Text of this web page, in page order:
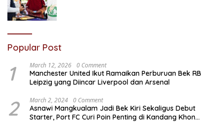
Popular Post
1 March 12, 2026 0 Comment
Manchester United Ikut Ramaikan Perburuan Bek RB
Leipzig yang Diincar Liverpool dan Arsenal
2 March 2, 2024 0 Comment
Asnawi Mangkualam Jadi Bek Kiri Sekaligus Debut
Starter, Port FC Curi Poin Penting di Kandang Khon